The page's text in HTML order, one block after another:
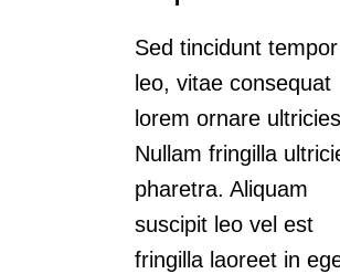
Sed tincidunt tempor
leo, vitae consequat
lorem ornare
Nullam fringilla
pharetra. Aliquam
suscipit leo vel est
fringilla laoreet in